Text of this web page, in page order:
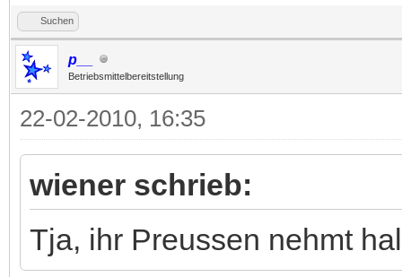
Suchen
p__
Betriebsmittelbereitstellung
22-02-2010, 16:35
wiener schrieb:
Tja, ihr Preussen nehmt